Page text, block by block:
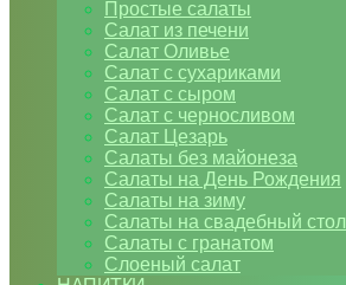
Простые салаты
Салат из печени
Салат Оливье
Салат с сухариками
Салат с сыром
Салат с черносливом
Салат Цезарь
Салаты без майонеза
Салаты на День Рождения
Салаты на зиму
Салаты на свадебный стол
Салаты с гранатом
Слоеный салат